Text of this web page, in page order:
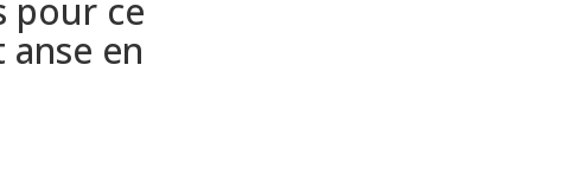
pour ce
en